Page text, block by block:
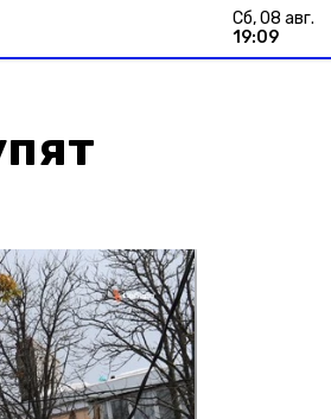
сб, 08 авг.
19:09